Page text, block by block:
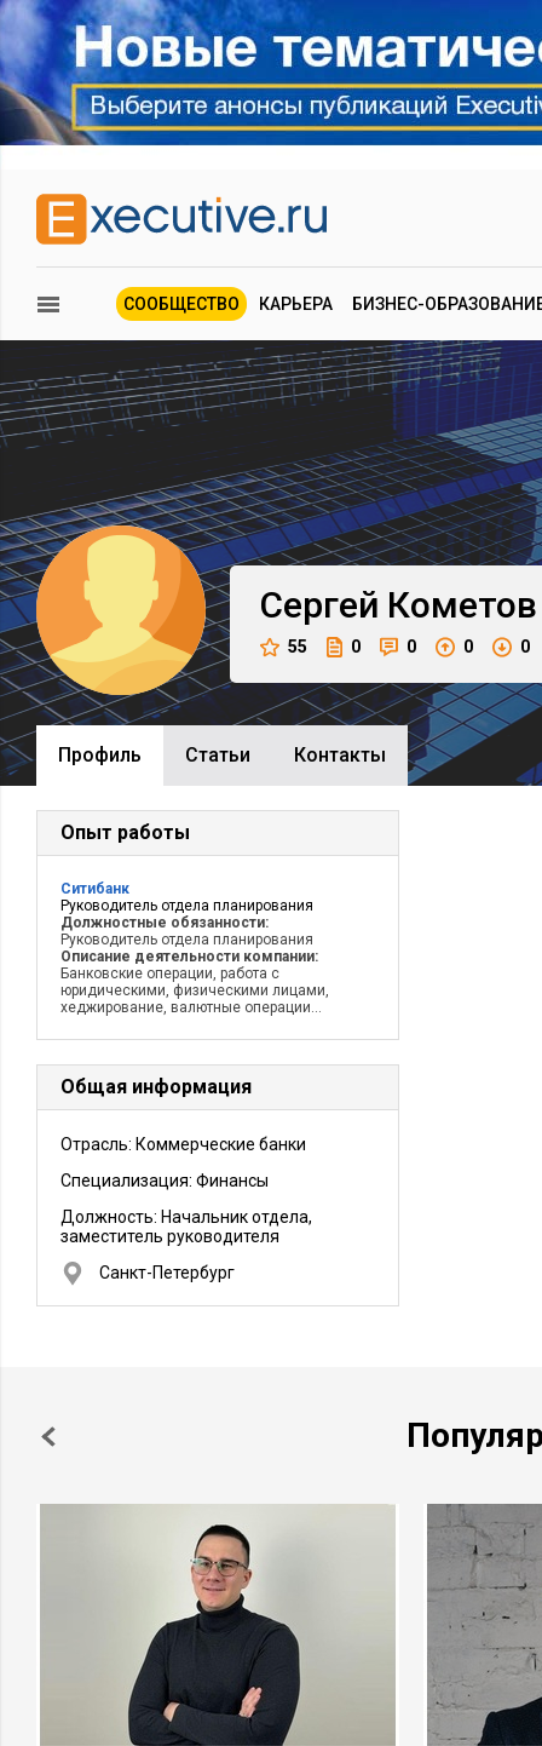
СООБЩЕСТВО КАРЬЕРА БИЗНЕС-
Сергей Кометов
55 0 0 0 0
Профиль Cтатьи Контакты
Опыт работы
Ситибанк
Руководитель отдела планирования
Должностные обязанности:
Руководитель отдела планирования
Описание деятельности компании:
Банковские операции, работа с
юридическими, физическими лицами,
хеджирование, валютные операции...
Общая информация
Отрасль: Коммерческие банки
Специализация: Финансы
Должность: Начальник отдела,
заместитель руководителя
Санкт-Петербург